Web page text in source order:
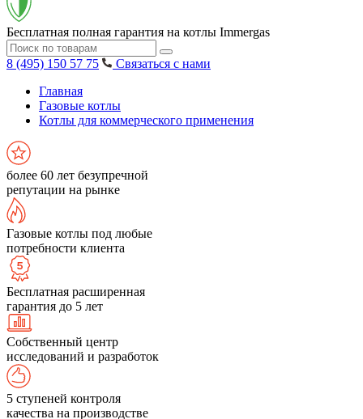
Бесплатная полная гарантия на котлы Immergas
8 (495) 150 57 75
Связаться с нами
Главная
Газовые котлы
Котлы для коммерческого применения
более 60 лет безупречной
репутации на рынке
Газовые котлы под любые
потребности клиента
Бесплатная расширенная
гарантия до 5 лет
Собственный центр
исследований и разработок
5 ступеней контроля
качества на производстве